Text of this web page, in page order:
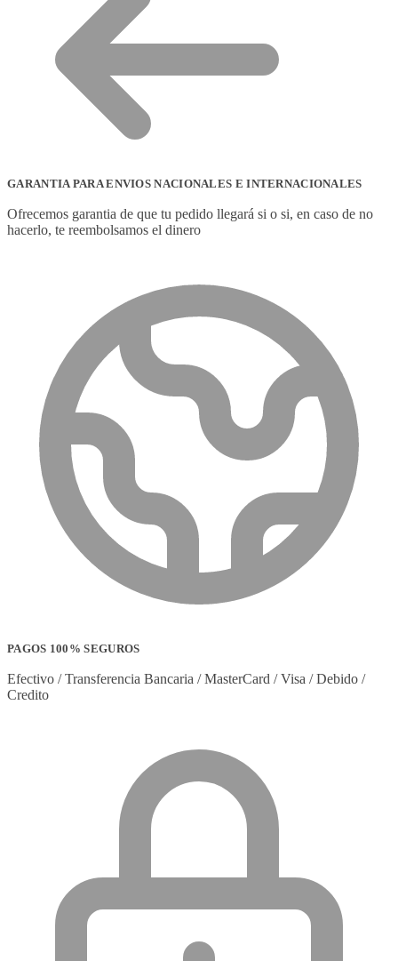
GARANTIA PARA ENVIOS NACIONALES E INTERNACIONALES
Ofrecemos garantia de que tu pedido llegará si o si, en caso de no
hacerlo, te reembolsamos el dinero
PAGOS 100% SEGUROS
Efectivo / Transferencia Bancaria / MasterCard / Visa / Debido /
Credito